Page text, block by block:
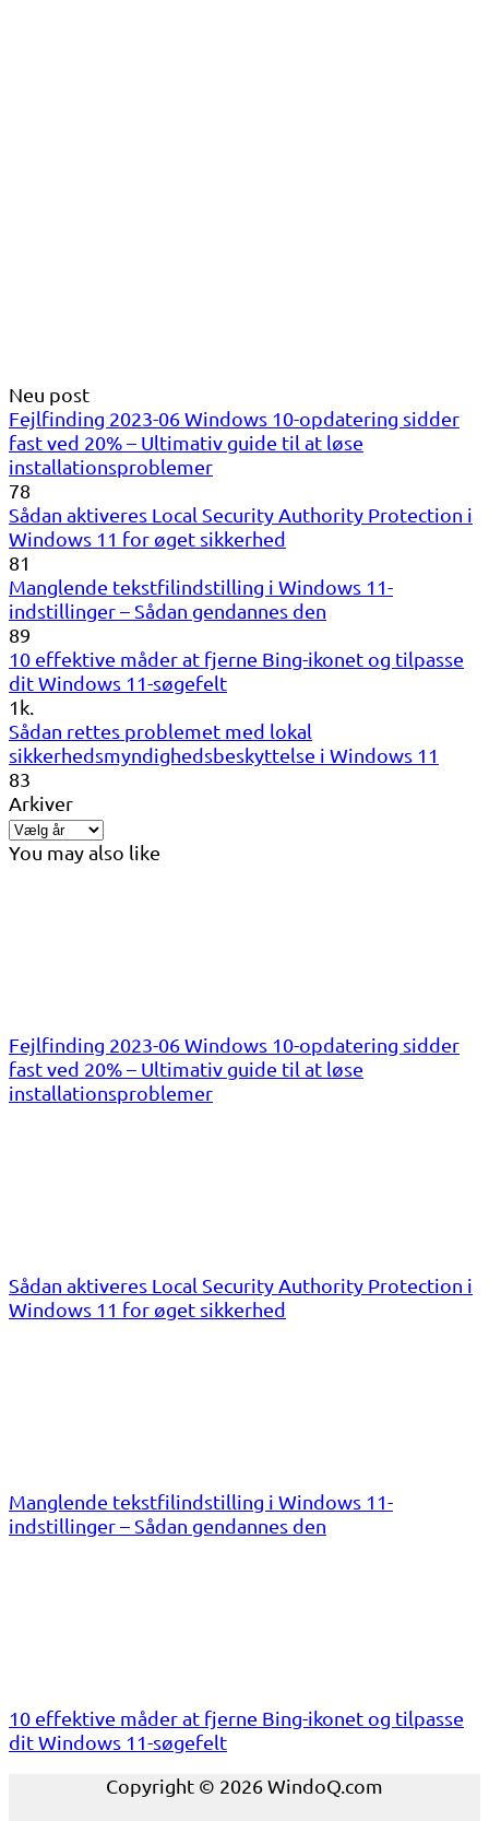
Neu post
Fejlfinding 2023-06 Windows 10-opdatering sidder
fast ved 20% – Ultimativ guide til at løse
installationsproblemer
78
Sådan aktiveres Local Security Authority Protection i
Windows 11 for øget sikkerhed
81
Manglende tekstfilindstilling i Windows 11-
indstillinger – Sådan gendannes den
89
10 effektive måder at fjerne Bing-ikonet og tilpasse
dit Windows 11-søgefelt
1k.
Sådan rettes problemet med lokal
sikkerhedsmyndighedsbeskyttelse i Windows 11
83
Arkiver
You may also like
Fejlfinding 2023-06 Windows 10-opdatering sidder
fast ved 20% – Ultimativ guide til at løse
installationsproblemer
Sådan aktiveres Local Security Authority Protection i
Windows 11 for øget sikkerhed
Manglende tekstfilindstilling i Windows 11-
indstillinger – Sådan gendannes den
10 effektive måder at fjerne Bing-ikonet og tilpasse
dit Windows 11-søgefelt
Copyright © 2026 WindoQ.com